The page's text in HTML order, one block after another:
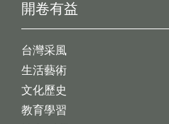
開卷有益
台灣采風
生活藝術
文化歷史
教育學習